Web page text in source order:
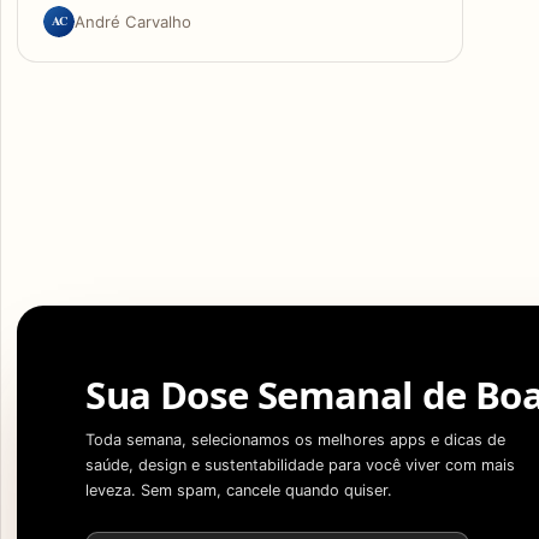
AC André Carvalho
Sua Dose Semanal de
Toda semana, selecionamos os melhores apps e dicas de
saúde, design e sustentabilidade para você viver com mais
leveza. Sem spam, cancele quando quiser.